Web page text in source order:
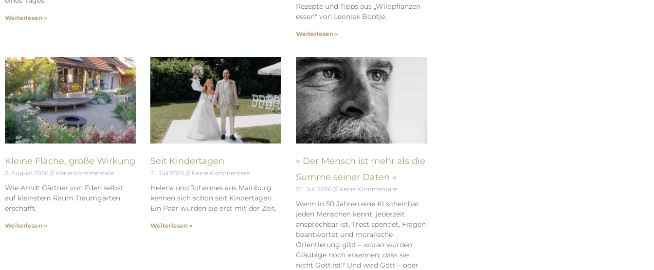
Weiterlesen »
Rezepte und Tipps aus „Wildpflanzen
essen“ von Leoniek Bontje.
Weiterlesen »
Kleine Fläche, große Wirkung
2. August 2026 Keine Kommentare
Wie Arndt Gärtner von Eden selbst
auf kleinstem Raum Traumgärten
erschafft.
Weiterlesen »
Seit Kindertagen
31. Juli 2026 Keine Kommentare
Helena und Johannes aus Mainburg
kennen sich schon seit Kindertagen.
Ein Paar wurden sie erst mit der Zeit.
Weiterlesen »
» Der Mensch ist mehr als die
Summe seiner Daten «
24. Juli 2026 Keine Kommentare
Wenn in 50 Jahren eine KI scheinbar
jeden Menschen kennt, jederzeit
ansprechbar ist, Trost spendet, Fragen
beantwortet und moralische
Orientierung gibt – woran würden
Gläubige noch erkennen, dass sie
nicht Gott ist? Und wird Gott – oder